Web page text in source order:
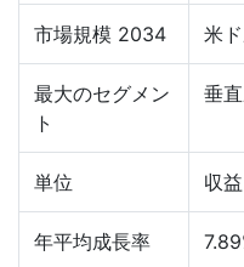
市場規模 2034 米
最大のセグメン
ト
垂
単位 収
年平均成長率